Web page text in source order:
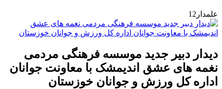
علمدار12
دیدار دبیر جدید موسسه فرهنگی مردمی
نغمه های عشق اندیمشک با معاونت جوانان
اداره کل ورزش و جوانان خوزستان